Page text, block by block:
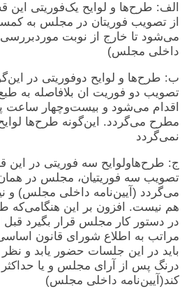
الف: طرح‌ها و لوایح یک‌فوریتی
از تصویب فوریتان در مجلس به
می‌شود تا خارج از نوبت موردبررسی
داخلی مجلس)
ب: طرح‌ها و لوایح دوفوریتی در
تصویب دو فوریت ان بلافاصله به طبع
اقدام می‌شود و بیست‌وچهار ساعت
مطرح می‌گردد. این‌گونه طرح‌ها
نمی‌گردد
ج: طرح‌هاولوایح سه فوریتی در این
تصویب سه فوریتیان، مجلس در
می‌گردد (آیین‌نامه داخلی مجلس) و
هم نیست. افزون بر این هنگامی‌که
در دستور کار مجلس قرار بگیرد
مراتب به اطلاع شورای قانون
باید در این جلسات حضور یابد و
کند(آیین‌نامه داخلی مجلس)